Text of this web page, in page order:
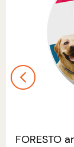
FORESTO